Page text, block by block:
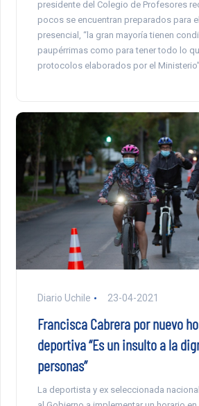
presidente del Colegio de Profesores
pocos se encuentran preparados para
presencial, “la gran mayoría tienen
paupérrimas como para tener todo lo
protocolos elaborados por el Ministerio”.
Diario Uchile 23-04-2021
Francisca Cabrera por nuevo
deportiva “Es un insulto a la
personas”
La deportista y ex seleccionada